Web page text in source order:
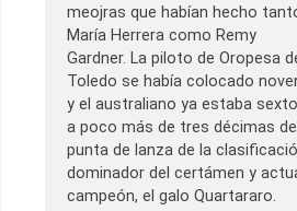
meojras que habían hecho
María Herrera como Remy
Gardner. La piloto de Oropesa
Toledo se había colocado
y el australiano ya estaba
a poco más de tres décimas del
punta de lanza de la
dominador del certámen y
campeón, el galo Quartararo.